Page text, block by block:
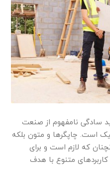
سادگی نامفهوم از صنعت
است. چاپگرها و متون بلکه
که لازم است و برای
کاربردهای متنوع با هدف